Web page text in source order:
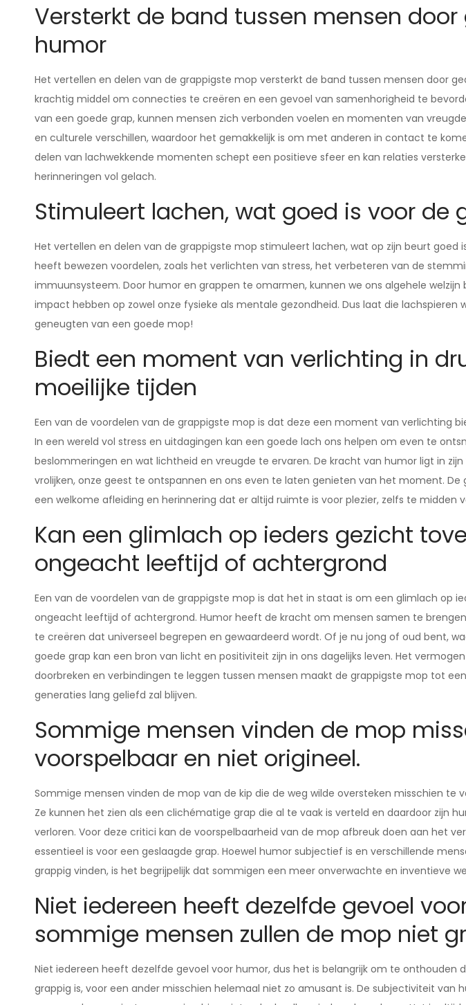
Versterkt de band tussen mensen door
humor
Het vertellen en delen van de grappigste mop versterkt de band tussen mensen door
krachtig middel om connecties te creëren en een gevoel van samenhorigheid te
van een goede grap, kunnen mensen zich verbonden voelen en momenten van
en culturele verschillen, waardoor het gemakkelijk is om met anderen in contact te
delen van lachwekkende momenten schept een positieve sfeer en kan relaties
herinneringen vol gelach.
Stimuleert lachen, wat goed is voor de
Het vertellen en delen van de grappigste mop stimuleert lachen, wat op zijn beurt goed
heeft bewezen voordelen, zoals het verlichten van stress, het verbeteren van de
immuunsysteem. Door humor en grappen te omarmen, kunnen we ons algehele welzijn
impact hebben op zowel onze fysieke als mentale gezondheid. Dus laat die lachspieren
geneugten van een goede mop!
Biedt een moment van verlichting in
moeilijke tijden
Een van de voordelen van de grappigste mop is dat deze een moment van verlichting
In een wereld vol stress en uitdagingen kan een goede lach ons helpen om even te
beslommeringen en wat lichtheid en vreugde te ervaren. De kracht van humor ligt in
vrolijken, onze geest te ontspannen en ons even te laten genieten van het moment. De
een welkome afleiding en herinnering dat er altijd ruimte is voor plezier, zelfs te midden
Kan een glimlach op ieders gezicht
ongeacht leeftijd of achtergrond
Een van de voordelen van de grappigste mop is dat het in staat is om een glimlach op
ongeacht leeftijd of achtergrond. Humor heeft de kracht om mensen samen te
te creëren dat universeel begrepen en gewaardeerd wordt. Of je nu jong of oud bent,
goede grap kan een bron van licht en positiviteit zijn in ons dagelijks leven. Het
doorbreken en verbindingen te leggen tussen mensen maakt de grappigste mop tot
generaties lang geliefd zal blijven.
Sommige mensen vinden de mop
voorspelbaar en niet origineel.
Sommige mensen vinden de mop van de kip die de weg wilde oversteken misschien te
Ze kunnen het zien als een clichématige grap die al te vaak is verteld en daardoor zijn
verloren. Voor deze critici kan de voorspelbaarheid van de mop afbreuk doen aan het
essentieel is voor een geslaagde grap. Hoewel humor subjectief is en verschillende
grappig vinden, is het begrijpelijk dat sommigen een meer onverwachte en inventieve
Niet iedereen heeft dezelfde gevoel
sommige mensen zullen de mop niet
Niet iedereen heeft dezelfde gevoel voor humor, dus het is belangrijk om te onthouden
grappig is, voor een ander misschien helemaal niet zo amusant is. De subjectiviteit van